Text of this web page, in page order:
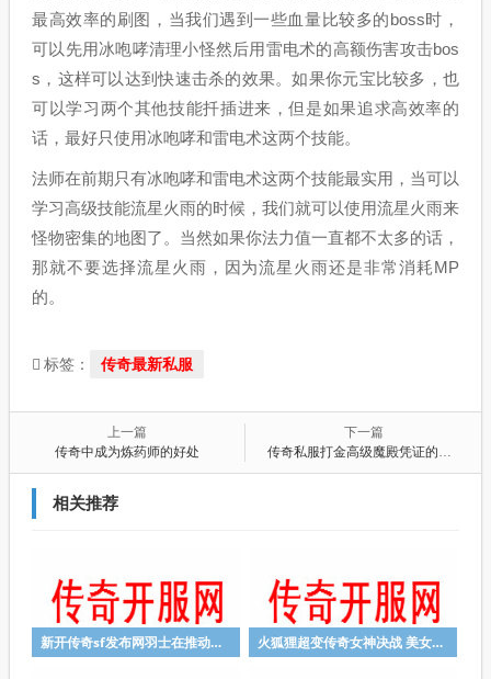
最高效率的刷图，当我们遇到一些血量比较多的boss时，
可以先用冰咆哮清理小怪然后用雷电术的高额伤害攻击bos
s，这样可以达到快速击杀的效果。如果你元宝比较多，也
可以学习两个其他技能扦插进来，但是如果追求高效率的
话，最好只使用冰咆哮和雷电术这两个技能。
法师在前期只有冰咆哮和雷电术这两个技能最实用，当可以
学习高级技能流星火雨的时候，我们就可以使用流星火雨来
怪物密集的地图了。当然如果你法力值一直都不太多的话，
那就不要选择流星火雨，因为流星火雨还是非常消耗MP
的。
标签： 传奇最新私服
上一篇
传奇中成为炼药师的好处
下一篇
传奇私服打金高级魔殿凭证的功能与用途
相关推荐
新开传奇sf发布网羽士在推动上必须留心些甚么 火狐狸超变传奇女神决战 美女主播复赛开启！